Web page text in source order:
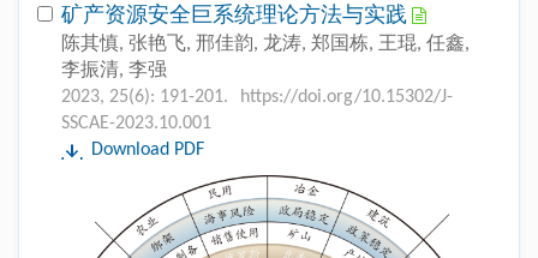
矿产资源安全巨系统理论方法与实践
陈其慎, 张艳飞, 邢佳韵, 龙涛, 郑国栋, 王琨, 任鑫,
李振清, 李强
2023, 25(6): 191-201.
https://doi.org/10.15302/J-
SSCAE-2023.10.001
Download PDF